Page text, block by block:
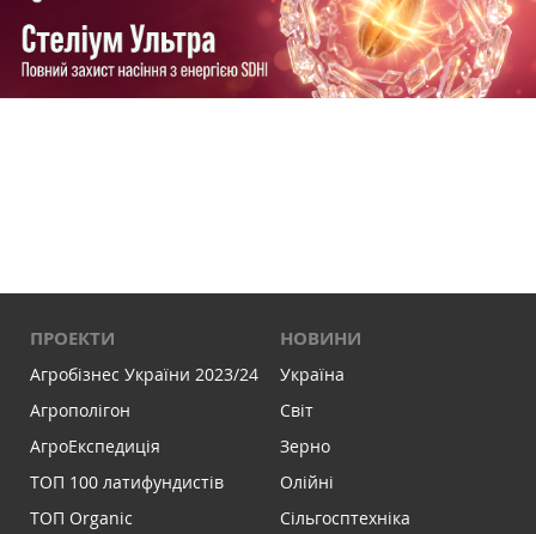
ПРОЕКТИ
Агробізнес України 2023/24
Агрополігон
АгроЕкспедиція
ТОП 100 латифундистів
ТОП Organic
НОВИНИ
Україна
Світ
Зерно
Олійні
Сільгосптехніка